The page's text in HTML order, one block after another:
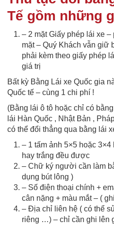
Tế gồm những
– 2 mặt Giấy phép lái xe
mặt – Quý Khách vẫn giữ
phải kèm theo giấy phép
giá trị
Bất kỳ Bằng Lái xe Quốc gia
Quốc tế – cùng 1 chi phí !
(Bằng lái ô tô hoặc chỉ có
lái Hàn Quốc , Nhật Bản ,
có thể đổi thẳng qua bằng lái
– 1 tấm ảnh 5×5 hoặc
hay trắng đều được
– Chữ ký người cần làm
dụng bút lông )
– Số điện thoại chính +
cân nặng + màu mắt – (
– Địa chỉ liên hệ ( có thể
riêng …) – chỉ cần ghi lên